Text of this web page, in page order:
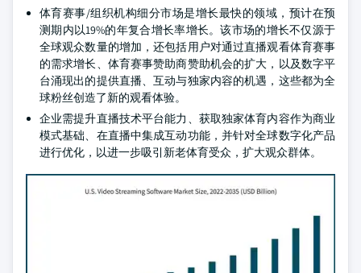
体育赛事/组织机构细分市场是增长最快的领域，预计在预
测期内以19%的年复合增长率增长。该市场的增长不仅源于
全球观众数量的增加，还包括用户对通过直播观看体育赛事
的需求增长、体育赛事赞助商赞助机会的扩大，以及数字平
台涌现出的提供直播、互动与独家内容的机遇，这些都为全
球粉丝创造了新的观看体验。
企业需提升直播技术平台能力、获取独家体育内容作为商业
模式基础、在直播中集成互动功能，并针对全球数字化产品
进行优化，以进一步吸引新老体育受众，扩大观众群体。